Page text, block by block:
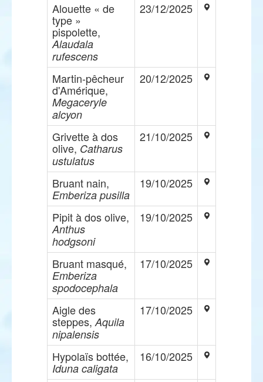
Alouette « de
type »
pispolette,
Alaudala
rufescens
23/12/2025
Martin-pêcheur
d'Amérique,
Megaceryle
alcyon
20/12/2025
Grivette à dos
olive, Catharus
ustulatus
21/10/2025
Bruant nain,
Emberiza pusilla
19/10/2025
Pipit à dos olive,
Anthus
hodgsoni
19/10/2025
Bruant masqué,
Emberiza
spodocephala
17/10/2025
Aigle des
steppes, Aquila
nipalensis
17/10/2025
Hypolaïs bottée,
Iduna caligata
16/10/2025